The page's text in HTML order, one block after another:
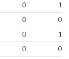
0
1
0
0
0
1
0
0